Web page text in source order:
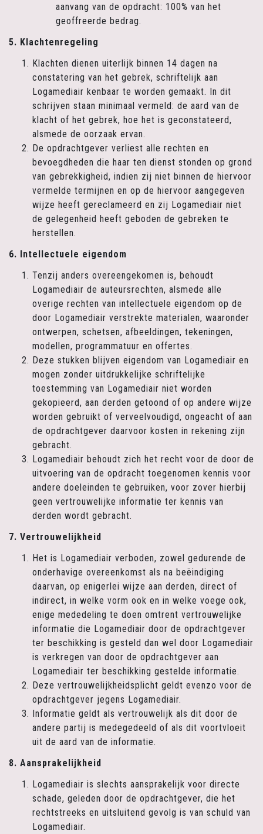
aanvang van de opdracht: 100% van het
geoffreerde bedrag.
5. Klachtenregeling
Klachten dienen uiterlijk binnen 14 dagen na
constatering van het gebrek, schriftelijk aan
Logamediair kenbaar te worden gemaakt. In dit
schrijven staan minimaal vermeld: de aard van de
klacht of het gebrek, hoe het is geconstateerd,
alsmede de oorzaak ervan.
De opdrachtgever verliest alle rechten en
bevoegdheden die haar ten dienst stonden op grond
van gebrekkigheid, indien zij niet binnen de hiervoor
vermelde termijnen en op de hiervoor aangegeven
wijze heeft gereclameerd en zij Logamediair niet
de gelegenheid heeft geboden de gebreken te
herstellen.
6. Intellectuele eigendom
Tenzij anders overeengekomen is, behoudt
Logamediair de auteursrechten, alsmede alle
overige rechten van intellectuele eigendom op de
door Logamediair verstrekte materialen, waaronder
ontwerpen, schetsen, afbeeldingen, tekeningen,
modellen, programmatuur en offertes.
Deze stukken blijven eigendom van Logamediair en
mogen zonder uitdrukkelijke schriftelijke
toestemming van Logamediair niet worden
gekopieerd, aan derden getoond of op andere wijze
worden gebruikt of verveelvoudigd, ongeacht of aan
de opdrachtgever daarvoor kosten in rekening zijn
gebracht.
Logamediair behoudt zich het recht voor de door de
uitvoering van de opdracht toegenomen kennis voor
andere doeleinden te gebruiken, voor zover hierbij
geen vertrouwelijke informatie ter kennis van
derden wordt gebracht.
7. Vertrouwelijkheid
Het is Logamediair verboden, zowel gedurende de
onderhavige overeenkomst als na beëindiging
daarvan, op enigerlei wijze aan derden, direct of
indirect, in welke vorm ook en in welke voege ook,
enige mededeling te doen omtrent vertrouwelijke
informatie die Logamediair door de opdrachtgever
ter beschikking is gesteld dan wel door Logamediair
is verkregen van door de opdrachtgever aan
Logamediair ter beschikking gestelde informatie.
Deze vertrouwelijkheidsplicht geldt evenzo voor de
opdrachtgever jegens Logamediair.
Informatie geldt als vertrouwelijk als dit door de
andere partij is medegedeeld of als dit voortvloeit
uit de aard van de informatie.
8. Aansprakelijkheid
Logamediair is slechts aansprakelijk voor directe
schade, geleden door de opdrachtgever, die het
rechtstreeks en uitsluitend gevolg is van schuld van
Logamediair.